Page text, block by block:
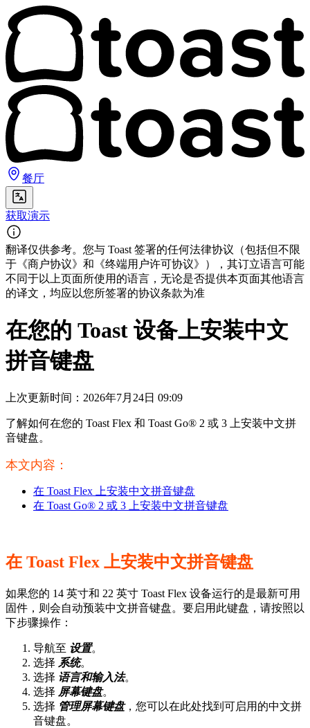
餐厅
获取演示
翻译仅供参考。您与 Toast 签署的任何法律协议（包括但不限
于《商户协议》和《终端用户许可协议》），其订立语言可能
不同于以上页面所使用的语言，无论是否提供本页面其他语言
的译文，均应以您所签署的协议条款为准
在您的 Toast 设备上安装中文
拼音键盘
上次更新时间：2026年7月24日 09:09
了解如何在您的 Toast Flex 和 Toast Go® 2 或 3 上安装中文拼
音键盘。
本文内容：
在 Toast Flex 上安装中文拼音键盘
在 Toast Go® 2 或 3 上安装中文拼音键盘
在 Toast Flex 上安装中文拼音键盘
如果您的 14 英寸和 22 英寸 Toast Flex 设备运行的是最新可用
固件，则会自动预装中文拼音键盘。要启用此键盘，请按照以
下步骤操作：
导航至 设置。
选择 系统。
选择 语言和输入法。
选择 屏幕键盘。
选择 管理屏幕键盘，您可以在此处找到可启用的中文拼
音键盘。